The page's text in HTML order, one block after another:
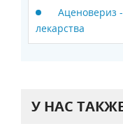
Аценовериз
лекарства
У НАС